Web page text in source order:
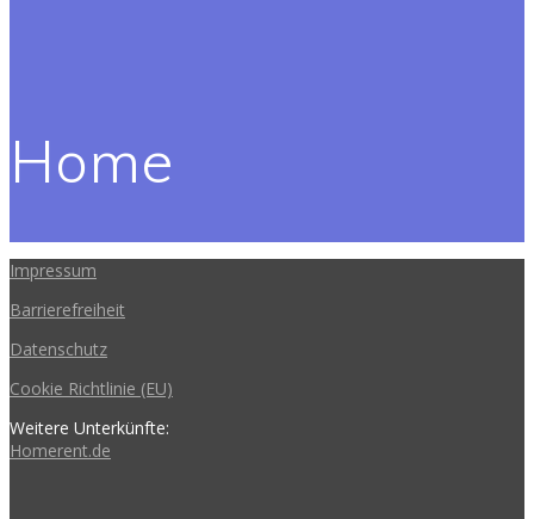
Home
Impressum
Barrierefreiheit
Datenschutz
Cookie Richtlinie (EU)
Weitere Unterkünfte:
Homerent.de